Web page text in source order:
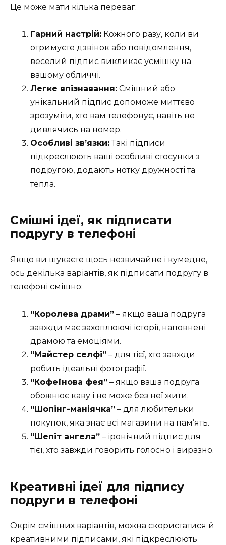
Це може мати кілька переваг:
Гарний настрій: Кожного разу, коли ви
отримуєте дзвінок або повідомлення,
веселий підпис викликає усмішку на
вашому обличчі.
Легке впізнавання: Смішний або
унікальний підпис допоможе миттєво
зрозуміти, хто вам телефонує, навіть не
дивлячись на номер.
Особливі зв’язки:Такі підписи
підкреслюють ваші особливі стосунки з
подругою, додають нотку дружності та
тепла.
Смішні ідеї, як підписати
подругу в телефоні
Якщо ви шукаєте щось незвичайне і кумедне,
ось декілька варіантів, як підписати подругу в
телефоні смішно:
“Королева драми” – якщо ваша подруга
завжди має захоплюючі історії, наповнені
драмою та емоціями.
“Майстер селфі” – для тієї, хто завжди
робить ідеальні фотографії.
“Кофеїнова фея” – якщо ваша подруга
обожнює каву і не може без неї жити.
“Шопінг-маніячка” – для любительки
покупок, яка знає всі магазини на пам’ять.
“Шепіт ангела” – іронічний підпис для
тієї, хто завжди говорить голосно і виразно.
Креативні ідеї для підпису
подруги в телефоні
Окрім смішних варіантів, можна скористатися й
креативними підписами, які підкреслюють